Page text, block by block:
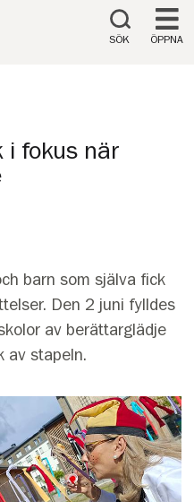
SÖK ÖPPNA
i fokus när
barn som själva fick
Den 2 juni fylldes
av berättarglädje
av stapeln.